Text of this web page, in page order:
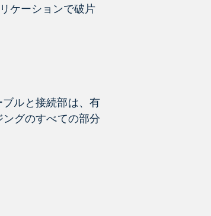
ケーションで破片
ルと接続部は、有
グのすべての部分